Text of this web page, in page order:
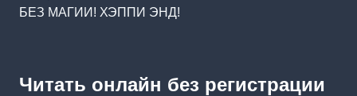
БЕЗ МАГИИ! ХЭППИ ЭНД!
Читать онлайн без регистрации